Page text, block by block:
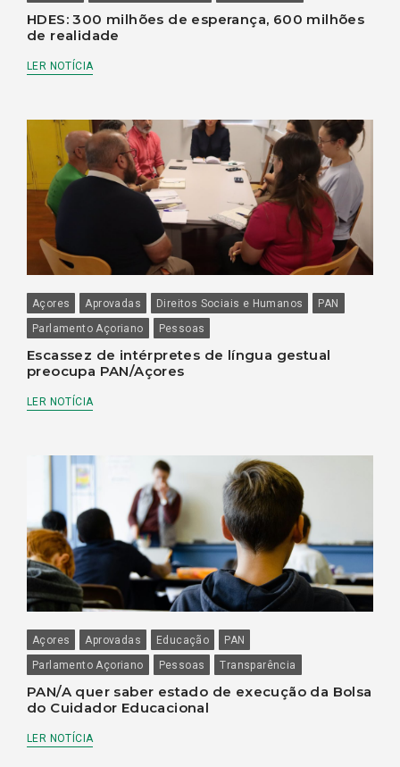
HDES: 300 milhões de esperança, 600 milhões
de realidade
LER NOTÍCIA
Açores Aprovadas Direitos Sociais e Humanos
PAN
Parlamento Açoriano
Pessoas
Escassez de intérpretes de língua gestual
preocupa PAN/Açores
LER NOTÍCIA
Açores Aprovadas Educação
PAN
Parlamento Açoriano
Pessoas Transparência
PAN/A quer saber estado de execução da Bolsa
do Cuidador Educacional
LER NOTÍCIA